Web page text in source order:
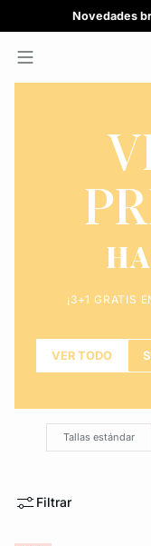
REBAJAS
Confort invisible:
¡Nuevos
Novedades
¡3+1 GRATIS
VER TODO
Tallas estándar
Filtrar